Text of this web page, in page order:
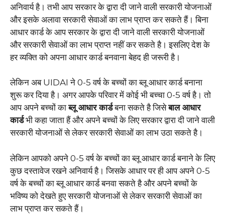
अनिवार्य है। तभी आप सरकार के द्वारा दी जाने वाली सरकारी योजनाओं
और इसके अलावा सरकारी सेवाओं का लाभ प्राप्त कर सकते हैं। बिना
आधार कार्ड के आप सरकार के द्वारा दी जाने वाली सरकारी योजनाओं
और सरकारी सेवाओं का लाभ प्राप्त नहीं कर सकते है। इसलिए देश के
हर व्यक्ति को अपना आधार कार्ड बनवाना बेहद ही जरूरी है।
लेकिन अब UIDAI ने 0-5 वर्ष के बच्चों का ब्लू आधार कार्ड बनाना
शुरू कर दिया है। अगर आपके परिवार में कोई भी बच्चा 0-5 वर्ष है। तो
आप अपने बच्चों काब्लू आधार कार्डबना सकते है जिसेबाल आधार
कार्डभी कहा जाता हैं और अपने बच्चों के लिए सरकार द्वारा दी जाने वाली
सरकारी योजनाओं से लेकर सरकारी सेवाओं का लाभ उठा सकते है।
लेकिन आपको अपने 0-5 वर्ष के बच्चों का ब्लू आधार कार्ड बनाने के लिए
कुछ दस्तावेज रखने अनिवार्य है। जिसके आधार पर ही आप अपने 0-5
वर्ष के बच्चों का ब्लू आधार कार्ड बनवा सकते है और अपने बच्चों के
भविष्य को देखते हुए सरकारी योजनाओं से लेकर सरकारी सेवाओं का
लाभ प्राप्त कर सकते हैं।